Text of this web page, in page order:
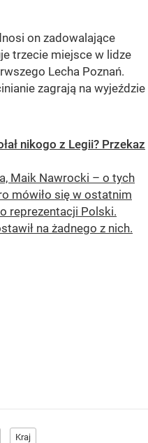
on zadowalające
trzecie miejsce w lidze
Lecha Poznań.
zagrają na wyjeździe
nikogo z Legii? Przekaz
Maik Nawrocki – o tych
mówiło się w ostatnim
reprezentacji Polski.
na żadnego z nich.
Kraj